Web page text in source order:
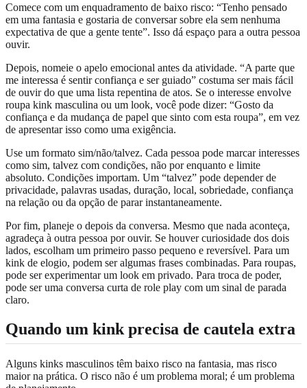
Comece com um enquadramento de baixo risco: “Tenho pensado
em uma fantasia e gostaria de conversar sobre ela sem nenhuma
expectativa de que a gente tente”. Isso dá espaço para a outra pessoa
ouvir.
Depois, nomeie o apelo emocional antes da atividade. “A parte que
me interessa é sentir confiança e ser guiado” costuma ser mais fácil
de ouvir do que uma lista repentina de atos. Se o interesse envolve
roupa kink masculina ou um look, você pode dizer: “Gosto da
confiança e da mudança de papel que sinto com esta roupa”, em vez
de apresentar isso como uma exigência.
Use um formato sim/não/talvez. Cada pessoa pode marcar interesses
como sim, talvez com condições, não por enquanto e limite
absoluto. Condições importam. Um “talvez” pode depender de
privacidade, palavras usadas, duração, local, sobriedade, confiança
na relação ou da opção de parar instantaneamente.
Por fim, planeje o depois da conversa. Mesmo que nada aconteça,
agradeça à outra pessoa por ouvir. Se houver curiosidade dos dois
lados, escolham um primeiro passo pequeno e reversível. Para um
kink de elogio, podem ser algumas frases combinadas. Para roupas,
pode ser experimentar um look em privado. Para troca de poder,
pode ser uma conversa curta de role play com um sinal de parada
claro.
Quando um kink precisa de cautela extra
Alguns kinks masculinos têm baixo risco na fantasia, mas risco
maior na prática. O risco não é um problema moral; é um problema